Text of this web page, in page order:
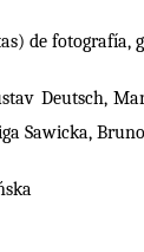
de fotografía,
Deutsch,
Sawicka,